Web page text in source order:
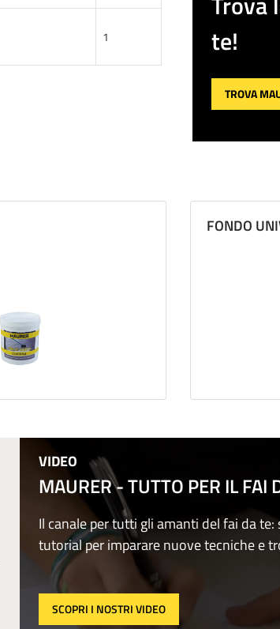
1
te!
TROVA
FONDO
VIDEO
MAURER - TUTTO PER IL FAI
Il canale per tutti gli amanti del fai da
tutorial per imparare nuove tecniche e
SCOPRI I NOSTRI VIDEO